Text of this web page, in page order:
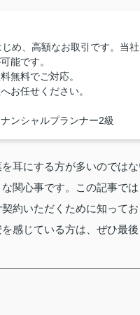
め、高額なお取引です。当
能です。
無料でご対応。
お任せください。
ンシャルプランナー2級
耳にする方が多いのでは
関心事です。この記事で
約いただくために知って
感じている方は、ぜひ最